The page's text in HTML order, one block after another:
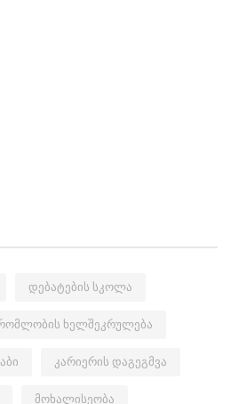
დებატების სკოლა
ხელშეკრულება
კარიერის დაგეგმვა
მოხალისეობა